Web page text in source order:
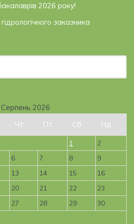
2026 року!
заказника
Серпень 2026
Чт Пт Сб Нд
1
2
6 7 8
9
13 14 15
16
20 21 22
23
27 28 29
30